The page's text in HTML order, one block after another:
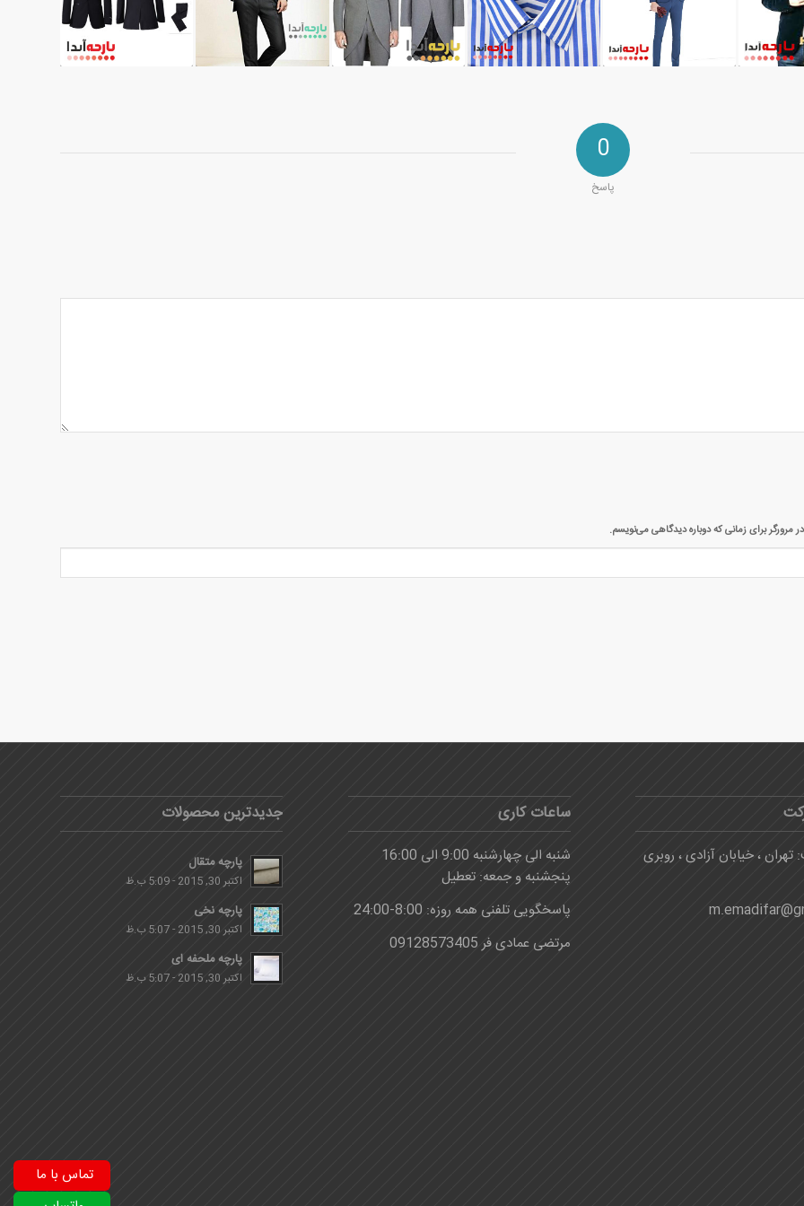
0
پاسخ
مرورگر برای زمانی که دوباره دیدگاهی می‌نویسم.
تماس با ما
، خیابان آزادی ، روبری
ساعات کاری
شنبه الی چهارشنبه 9:00 الی 16:00
پنجشنبه و جمعه: تعطیل
پاسخگویی تلفنی همه روزه: 8:00-24:00
مرتضی عمادی فر 09128573405
جدیدترین محصولات
پارچه متقال
اکتبر 30, 2015 - 5:09 ب.ظ
پارچه نخی
اکتبر 30, 2015 - 5:07 ب.ظ
پارچه ملحفه ای
اکتبر 30, 2015 - 5:07 ب.ظ